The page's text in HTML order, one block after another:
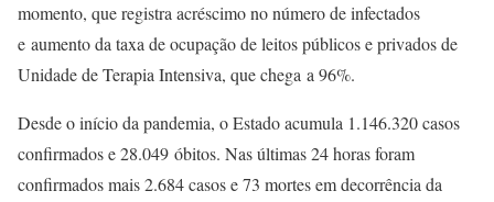
momento, que registra acréscimo no número de infectados
e aumento da taxa de ocupação de leitos públicos e privados de
Unidade de Terapia Intensiva, que chega a 96%.
Desde o início da pandemia, o Estado acumula 1.146.320 casos
confirmados e 28.049 óbitos. Nas últimas 24 horas foram
confirmados mais 2.684 casos e 73 mortes em decorrência da